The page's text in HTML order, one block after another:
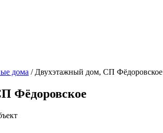
дома / Двухэтажный дом, СП Фёдоровское
Фёдоровское